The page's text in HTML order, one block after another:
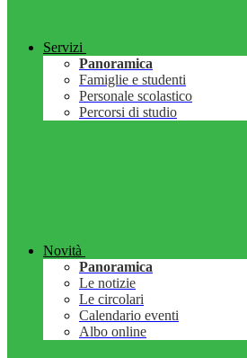
Servizi
Panoramica
Famiglie e studenti
Personale scolastico
Percorsi di studio
Novità
Panoramica
Le notizie
Le circolari
Calendario eventi
Albo online